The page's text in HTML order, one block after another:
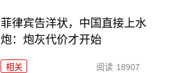
菲律宾告洋状，中国直接上水
炮：炮灰代价才开始
相关 阅读 18907